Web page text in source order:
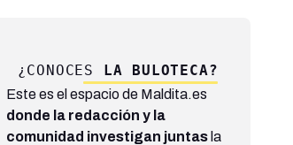
¿CONOCES LA BULOTECA?
Este es el espacio de Maldita.es
donde la redacción y la
comunidad investigan juntasla